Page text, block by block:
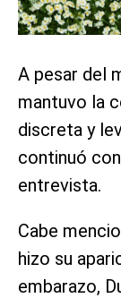
A pesar del
mantuvo la
discreta y
continuó
entrevista.
Cabe
hizo su
embarazo,